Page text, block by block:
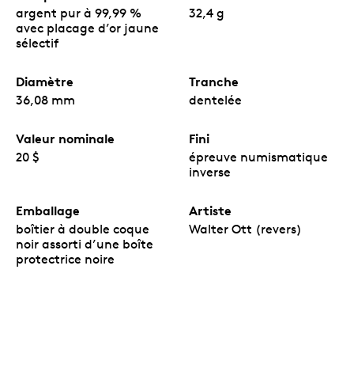
argent pur à 99,99 %
avec placage d’or jaune
sélectif
32,4 g
Diamètre
36,08 mm
Tranche
dentelée
Valeur nominale
20 $
Fini
épreuve numismatique
inverse
Emballage
boîtier à double coque
noir assorti d’une boîte
protectrice noire
Artiste
Walter Ott (revers)